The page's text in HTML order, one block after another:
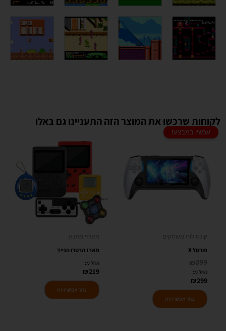
לקוחות שרכשו את המוצר הזה התעניינו גם באלו
עכשיו במבצע!
קונסולות משחקים
פורטל X
₪399
החל מ:
₪299
בחר אפשרויות
יש
מספר
סוגים.
מארזי מתנה
מארז הרטרו הנייד
החל מ:
₪219
בחר אפשרויות
זה
מספר
סוגים.
ניתן
לבחור
את